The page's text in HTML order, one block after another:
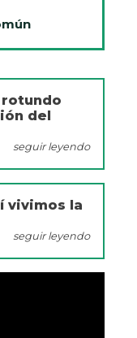
del
seguir leyendo
vivimos la
seguir leyendo